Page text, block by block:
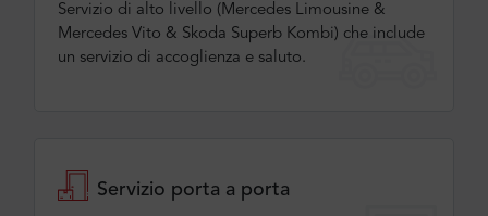
Servizio di alto livello (Mercedes Limousine &
Mercedes Vito & Skoda Superb Kombi) che include
un servizio di accoglienza e saluto.
Servizio porta a porta